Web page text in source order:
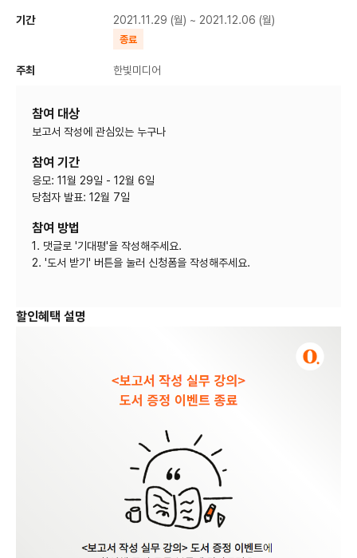
기간 2021.11.29 (월) ~ 2021.12.06 (월)
종료
주최 한빛미디어
참여 대상
보고서 작성에 관심있는 누구나
참여 기간
응모: 11월 29일 - 12월 6일
당첨자 발표: 12월 7일
참여 방법
1. 댓글로 '기대평'을 작성해주세요.
2. '도서 받기' 버튼을 눌러 신청폼을 작성해주세요.
할인혜택 설명